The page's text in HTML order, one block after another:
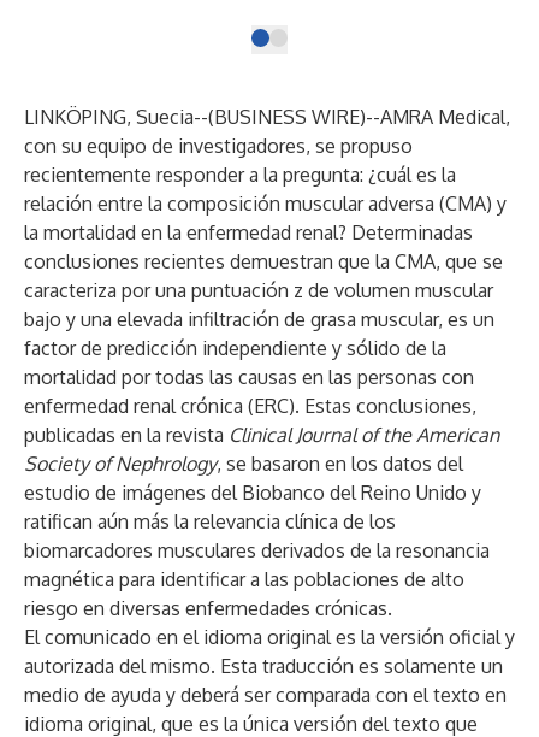
LINKÖPING, Suecia--(BUSINESS WIRE)--AMRA Medical,
con su equipo de investigadores, se propuso
recientemente responder a la pregunta: ¿cuál es la
relación entre la composición muscular adversa (CMA) y
la mortalidad en la enfermedad renal? Determinadas
conclusiones recientes demuestran que la CMA, que se
caracteriza por una puntuación z de volumen muscular
bajo y una elevada infiltración de grasa muscular, es un
factor de predicción independiente y sólido de la
mortalidad por todas las causas en las personas con
enfermedad renal crónica (ERC). Estas conclusiones,
publicadas en la revista Clinical Journal of the American
Society of Nephrology, se basaron en los datos del
estudio de imágenes del Biobanco del Reino Unido y
ratifican aún más la relevancia clínica de los
biomarcadores musculares derivados de la resonancia
magnética para identificar a las poblaciones de alto
riesgo en diversas enfermedades crónicas.
El comunicado en el idioma original es la versión oficial y
autorizada del mismo. Esta traducción es solamente un
medio de ayuda y deberá ser comparada con el texto en
idioma original, que es la única versión del texto que